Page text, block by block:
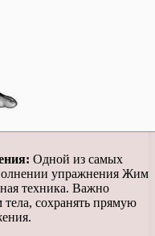
Одной из самых
упражнения Жим
техника. Важно
сохранять прямую